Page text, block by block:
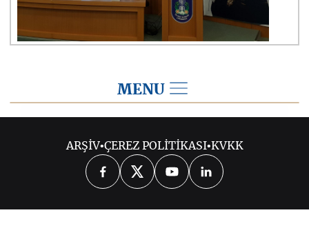
MENU
2026 2025 2024
2023 2022 2021
ARŞİV•ÇEREZ POLİTİKASI•KVKK